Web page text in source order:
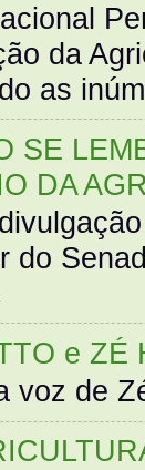
da
as
SE
DA
do
e ZÉ
voz de